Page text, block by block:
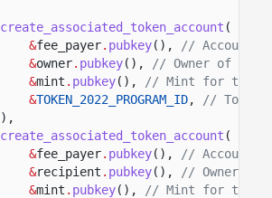
create_associated_token_account (
&fee_payer. pubkey(),
// Account
&owner. pubkey(),
// Owner of the
&mint . pubkey(),
// Mint for the
&TOKEN_2022_PROGRAM_ID,
// Token
),
create_associated_token_account (
&fee_payer. pubkey(),
// Account
&recipient . pubkey(),
// Owner of
&mint . pubkey(),
// Mint for the